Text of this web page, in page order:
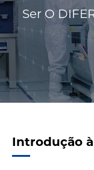
Ser O
Introdução